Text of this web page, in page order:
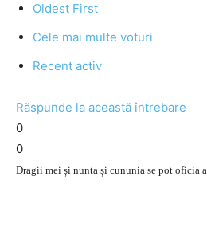
Oldest First
Cele mai multe voturi
Recent activ
Răspunde la această întrebare
0
0
Dragii mei și nunta și cununia se pot oficia